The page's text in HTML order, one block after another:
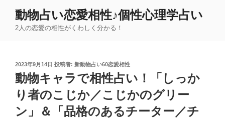
動物占い恋愛相性♪個性心理学占い
2人の恋愛の相性がくわしく分かる！
投
稿
日:
2023年9月14日 投稿者: 新動物占い60恋愛相性
動物キャラで相性占い！「しっか
り者のこじか／こじかのグリー
ン」＆「品格のあるチーター／チ